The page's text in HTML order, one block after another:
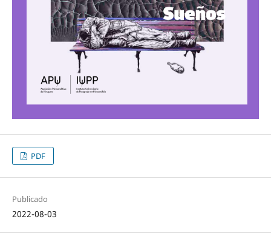
PDF
Publicado
2022-08-03